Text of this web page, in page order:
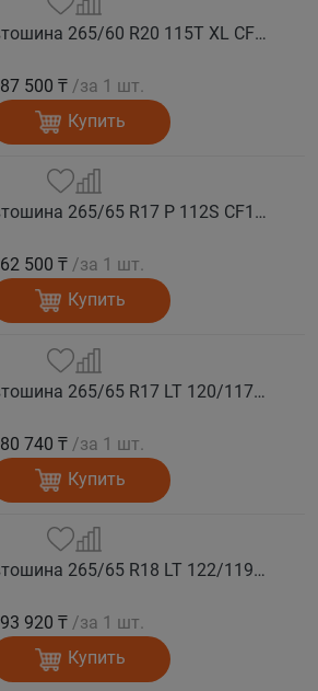
COMFORSER Автошина 265/60 R20 115T XL CF1100 RWL лето
87 500 ₸ /за 1 шт.
Купить
COMFORSER Автошина 265/65 R17 P 112S CF1100 RWL лето
62 500 ₸ /за 1 шт.
Купить
COMFORSER Автошина 265/65 R17 LT 120/117S CF1100 10PR RWL лето
80 740 ₸ /за 1 шт.
Купить
COMFORSER Автошина 265/65 R18 LT 122/119S CF1100 10PR RWL лето
93 920 ₸ /за 1 шт.
Купить